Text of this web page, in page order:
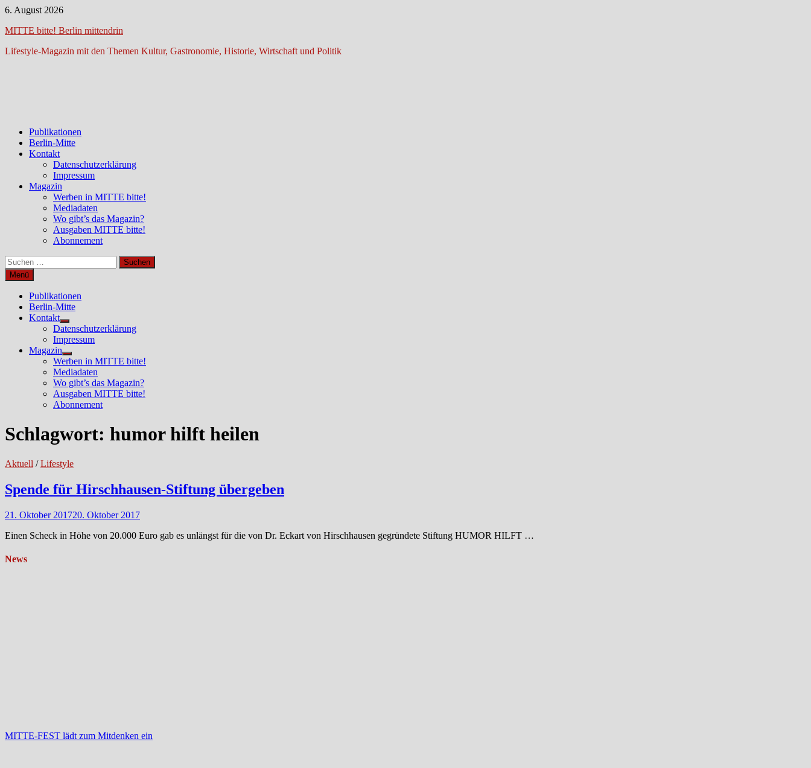
Zum
springen
6. August 2026
MITTE bitte! Berlin mittendrin
Lifestyle-Magazin mit den Themen Kultur, Gastronomie, Historie, Wirtschaft und Politik
Publikationen
Berlin-Mitte
Kontakt
Datenschutzerklärung
Impressum
Magazin
Werben in MITTE bitte!
Mediadaten
Wo gibt’s das Magazin?
Ausgaben MITTE bitte!
Abonnement
Suchen
nach:
Menü
Publikationen
Berlin-Mitte
Kontakt
Untermenü
anzeigen
Datenschutzerklärung
Impressum
Magazin
Untermenü
anzeigen
Werben in MITTE bitte!
Mediadaten
Wo gibt’s das Magazin?
Ausgaben MITTE bitte!
Abonnement
Schlagwort: humor hilft heilen
Aktuell /Lifestyle
Spende für Hirschhausen-Stiftung übergeben
21. Oktober 201720. Oktober 2017
Einen Scheck in Höhe von 20.000 Euro gab es unlängst für die von Dr. Eckart von Hirschhausen gegründete Stiftung HUMOR HILFT …
News
MITTE-FEST lädt zum Mitdenken ein